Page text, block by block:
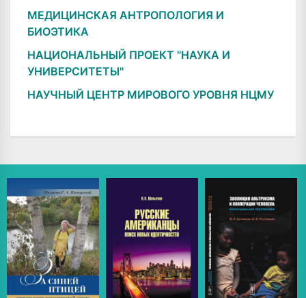
МЕДИЦИНСКАЯ АНТРОПОЛОГИЯ И
БИОЭТИКА
НАЦИОНАЛЬНЫЙ ПРОЕКТ "НАУКА И
УНИВЕРСИТЕТЫ"
НАУЧНЫЙ ЦЕНТР МИРОВОГО УРОВНЯ НЦМУ